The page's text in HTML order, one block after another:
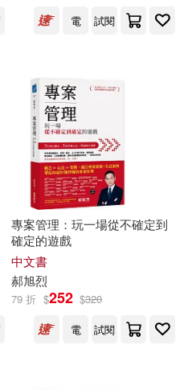
電
試閱
專案管理：玩一場從不確定到
確定的遊戲
中文書
郝旭烈
79 折 $252 $320
電
試閱